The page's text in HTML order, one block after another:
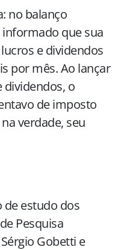
no balanço
que sua
e dividendos
por mês. Ao lançar
dividendos, o
de imposto
verdade, seu
de estudo dos
Pesquisa
Gobetti e